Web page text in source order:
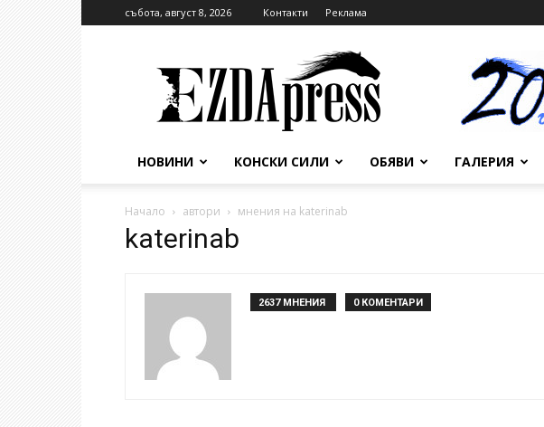
събота, август 8, 2026 Контакти Реклама
НОВИНИ КОНСКИ СИЛИ ОБЯВИ ГАЛЕРИЯ
Начало автори мнения на katerinab
katerinab
2637 МНЕНИЯ 0 КОМЕНТАРИ